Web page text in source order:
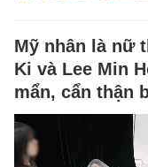
Mỹ nhân là nữ
Ki và Lee Min
mẩn, cẩn thận